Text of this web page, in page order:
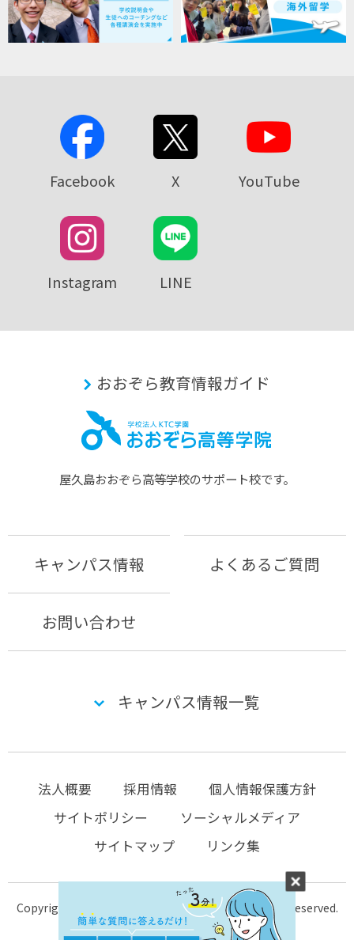
Facebook X YouTube
Instagram LINE
おおぞら教育情報ガイド
屋久島おおぞら⾼等学校のサポート校です。
キャンパス情報 よくあるご質問
お問い合わせ
キャンパス情報一覧
法人概要 採用情報
個人情報保護方針
サイトポリシー
ソーシャルメディア
サイトマップ
リンク集
Copyright © 2004-2026 KTC-school.com All Rights Reserved.